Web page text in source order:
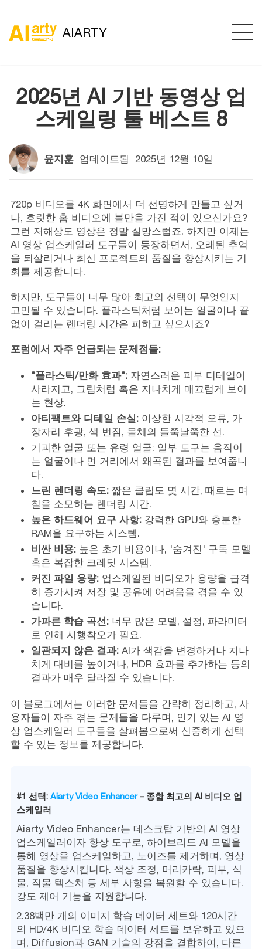
AIARTY
2025년 AI 기반 동영상 업
스케일링 툴 베스트 8
윤지훈 업데이트됨 2025년 12월 10일
720p 비디오를 4K 화면에서 더 선명하게 만들고 싶거
나, 흐릿한 홈 비디오에 불만을 가진 적이 있으신가요?
그런 저해상도 영상은 정말 실망스럽죠. 하지만 이제는
AI 영상 업스케일러 도구들이 등장하면서, 오래된 추억
을 되살리거나 최신 프로젝트의 품질을 향상시키는 기
회를 제공합니다.
하지만, 도구들이 너무 많아 최고의 선택이 무엇인지
고민될 수 있습니다. 플라스틱처럼 보이는 얼굴이나 끝
없이 걸리는 렌더링 시간은 피하고 싶으시죠?
포럼에서 자주 언급되는 문제점들:
"플라스틱/만화 효과":자연스러운 피부 디테일이
사라지고, 그림처럼 혹은 지나치게 매끄럽게 보이
는 현상.
아티팩트와 디테일 손실:이상한 시각적 오류, 가
장자리 후광, 색 번짐, 물체의 들쭉날쭉한 선.
기괴한 얼굴 또는 유령 얼굴: 일부 도구는 움직이
는 얼굴이나 먼 거리에서 왜곡된 결과를 보여줍니
다.
느린 렌더링 속도:짧은 클립도 몇 시간, 때로는 며
칠을 소모하는 렌더링 시간.
높은 하드웨어 요구 사항:강력한 GPU와 충분한
RAM을 요구하는 시스템.
비싼 비용:높은 초기 비용이나, '숨겨진' 구독 모델
혹은 복잡한 크레딧 시스템.
커진 파일 용량:업스케일된 비디오가 용량을 급격
히 증가시켜 저장 및 공유에 어려움을 겪을 수 있
습니다.
가파른 학습 곡선:너무 많은 모델, 설정, 파라미터
로 인해 시행착오가 필요.
일관되지 않은 결과:AI가 색감을 변경하거나 지나
치게 대비를 높이거나, HDR 효과를 추가하는 등의
결과가 매우 달라질 수 있습니다.
이 블로그에서는 이러한 문제들을 간략히 정리하고, 사
용자들이 자주 겪는 문제들을 다루며, 인기 있는 AI 영
상 업스케일러 도구들을 살펴봄으로써 신중하게 선택
할 수 있는 정보를 제공합니다.
#1 선택: Aiarty Video Enhancer– 종합 최고의 AI 비디오 업
스케일러
Aiarty Video Enhancer는 데스크탑 기반의 AI 영상
업스케일러이자 향상 도구로, 하이브리드 AI 모델을
통해 영상을 업스케일하고, 노이즈를 제거하며, 영상
품질을 향상시킵니다. 색상 조정, 머리카락, 피부, 식
물, 직물 텍스처 등 세부 사항을 복원할 수 있습니다.
강도 제어 기능을 지원합니다.
2.38백만 개의 이미지 학습 데이터 세트와 120시간
의 HD/4K 비디오 학습 데이터 세트를 보유하고 있으
며, Diffusion과 GAN 기술의 강점을 결합하여, 다른